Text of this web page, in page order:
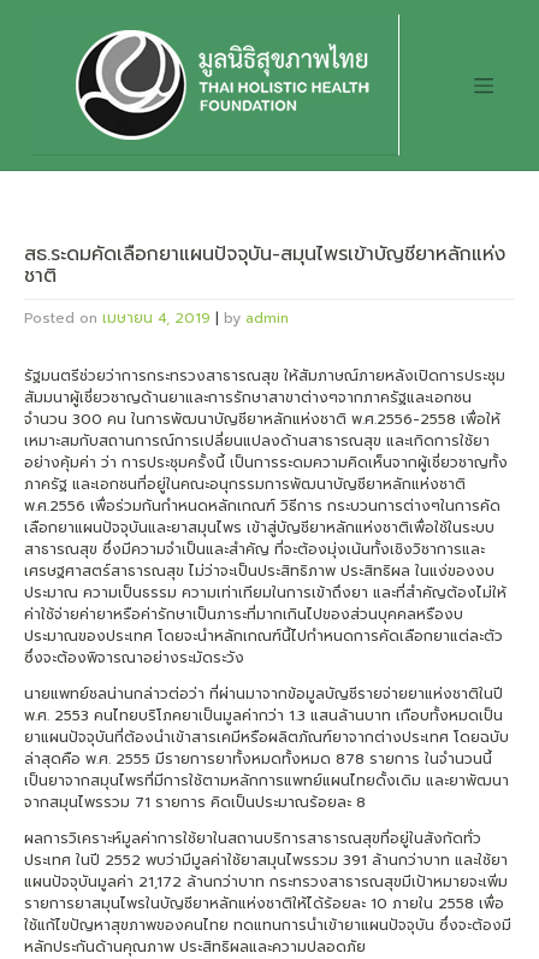
สธ.ระดมคัดเลือกยาแผนปัจจุบัน-สมุนไพรเข้าบัญชียาหลักแห่ง
ชาติ
Posted on เมษายน 4, 2019 | by admin
รัฐมนตรีช่วยว่าการกระทรวงสาธารณสุข ให้สัมภาษณ์ภายหลังเปิดการประชุม
สัมมนาผู้เชี่ยวชาญด้านยาและการรักษาสาขาต่างๆจากภาครัฐและเอกชน
จำนวน 300 คน ในการพัฒนาบัญชียาหลักแห่งชาติ พ.ศ.2556-2558 เพื่อให้
เหมาะสมกับสถานการณ์การเปลี่ยนแปลงด้านสาธารณสุข และเกิดการใช้ยา
อย่างคุ้มค่า ว่า การประชุมครั้งนี้ เป็นการระดมความคิดเห็นจากผู้เชี่ยวชาญทั้ง
ภาครัฐ และเอกชนที่อยู่ในคณะอนุกรรมการพัฒนาบัญชียาหลักแห่งชาติ
พ.ศ.2556 เพื่อร่วมกันกำหนดหลักเกณฑ์ วิธีการ กระบวนการต่างๆในการคัด
เลือกยาแผนปัจจุบันและยาสมุนไพร เข้าสู่บัญชียาหลักแห่งชาติเพื่อใช้ในระบบ
สาธารณสุข ซึ่งมีความจำเป็นและสำคัญ ที่จะต้องมุ่งเน้นทั้งเชิงวิชาการและ
เศรษฐศาสตร์สาธารณสุข ไม่ว่าจะเป็นประสิทธิภาพ ประสิทธิผล ในแง่ของงบ
ประมาณ ความเป็นธรรม ความเท่าเทียมในการเข้าถึงยา และที่สำคัญต้องไม่ให้
ค่าใช้จ่ายค่ายาหรือค่ารักษาเป็นภาระที่มากเกินไปของส่วนบุคคลหรืองบ
ประมาณของประเทศ โดยจะนำหลักเกณฑ์นี้ไปกำหนดการคัดเลือกยาแต่ละตัว
ซึ่งจะต้องพิจารณาอย่างระมัดระวัง
นายแพทย์ชลน่านกล่าวต่อว่า ที่ผ่านมาจากข้อมูลบัญชีรายจ่ายยาแห่งชาติในปี
พ.ศ. 2553 คนไทยบริโภคยาเป็นมูลค่ากว่า 1.3 แสนล้านบาท เกือบทั้งหมดเป็น
ยาแผนปัจจุบันที่ต้องนำเข้าสารเคมีหรือผลิตภัณฑ์ยาจากต่างประเทศ โดยฉบับ
ล่าสุดคือ พ.ศ. 2555 มีรายการยาทั้งหมดทั้งหมด 878 รายการ ในจำนวนนี้
เป็นยาจากสมุนไพรที่มีการใช้ตามหลักการแพทย์แผนไทยดั้งเดิม และยาพัฒนา
จากสมุนไพรรวม 71 รายการ คิดเป็นประมาณร้อยละ 8
ผลการวิเคราะห์มูลค่าการใช้ยาในสถานบริการสาธารณสุขที่อยู่ในสังกัดทั่ว
ประเทศ ในปี 2552 พบว่ามีมูลค่าใช้ยาสมุนไพรรวม 391 ล้านกว่าบาท และใช้ยา
แผนปัจจุบันมูลค่า 21,172 ล้านกว่าบาท กระทรวงสาธารณสุขมีเป้าหมายจะเพิ่ม
รายการยาสมุนไพรในบัญชียาหลักแห่งชาติให้ได้ร้อยละ 10 ภายใน 2558 เพื่อ
ใช้แก้ไขปัญหาสุขภาพของคนไทย ทดแทนการนำเข้ายาแผนปัจจุบัน ซึ่งจะต้องมี
หลักประกันด้านคุณภาพ ประสิทธิผลและความปลอดภัย